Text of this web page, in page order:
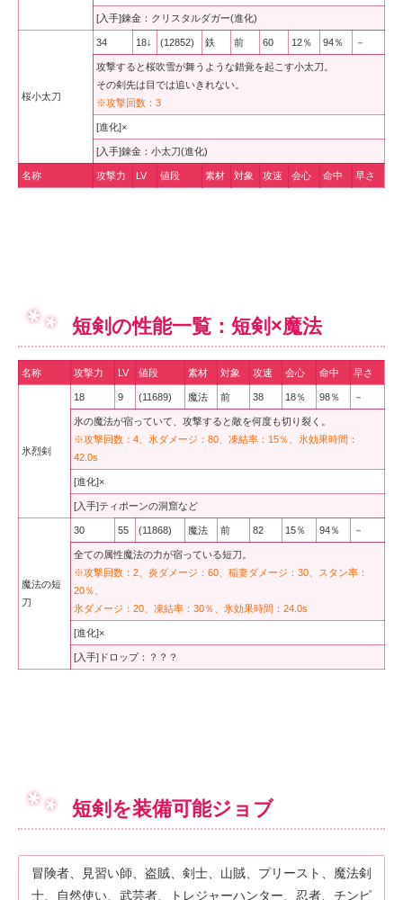
[入手]錬金：クリスタルダガー(進化)
桜小太刀
34 18↓ (12852) 鉄 前 60 12％ 94％ －
攻撃すると桜吹雪が舞うような錯覚を起こす小太刀。
その剣先は目では追いきれない。
※攻撃回数：3
[進化]×
[入手]錬金：小太刀(進化)
名称 攻撃力 LV 値段 素材 対象 攻速 会心 命中 早さ
短剣の性能一覧：短剣×魔法
名称 攻撃力 LV 値段 素材 対象 攻速 会心 命中 早さ
氷烈剣
18 9 (11689) 魔法 前 38 18％ 98％ －
氷の魔法が宿っていて、攻撃すると敵を何度も切り裂く。
※攻撃回数：4、氷ダメージ：80、凍結率：15％、氷効果時間：
42.0s
[進化]×
[入手]ティポーンの洞窟など
魔法の短
刀
30 55 (11868) 魔法 前 82 15％ 94％ －
全ての属性魔法の力が宿っている短刀。
※攻撃回数：2、炎ダメージ：60、稲妻ダメージ：30、スタン率：
20％、
氷ダメージ：20、凍結率：30％、氷効果時間：24.0s
[進化]×
[入手]ドロップ：？？？
短剣を装備可能ジョブ
冒険者、見習い師、盗賊、剣士、山賊、プリースト、魔法剣
士、自然使い、武芸者、トレジャーハンター、忍者、チンピ